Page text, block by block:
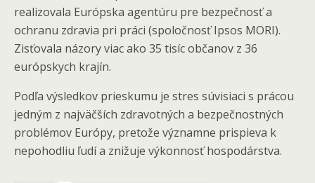
realizovala Európska agentúru pre bezpečnosť a
ochranu zdravia pri práci (spoločnosť Ipsos MORI).
Zisťovala názory viac ako 35 tisíc občanov z 36
európskych krajín.
Podľa výsledkov prieskumu je stres súvisiaci s prácou
jedným z najväčších zdravotných a bezpečnostných
problémov Európy, pretože významne prispieva k
nepohodliu ľudí a znižuje výkonnosť hospodárstva.